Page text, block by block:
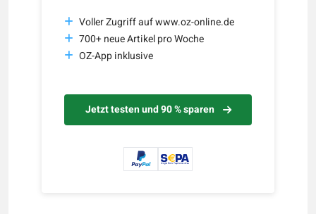
Voller Zugriff auf www.oz-online.de
700+ neue Artikel pro Woche
OZ-App inklusive
Jetzt testen und 90 % sparen